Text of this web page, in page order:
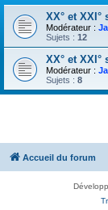
XX° et
Modérateur :
Sujets : 12
XX° et
Modérateur :
Sujets : 8
Accueil du forum